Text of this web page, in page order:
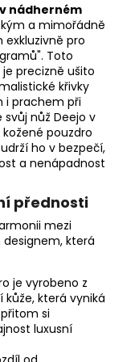
nádherném
a mimořádně
pro
Toto
precizně ušito
křivky
i prachem při
nůž Deejo v
pouzdro
ho v bezpečí,
a nenápadnost
přednosti
mezi
která
je vyrobeno z
která vyniká
si
luxusní